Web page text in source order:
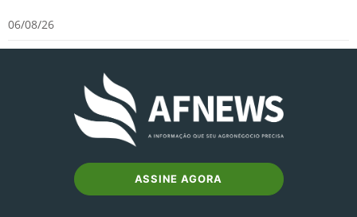
06/08/26
ASSINE AGORA